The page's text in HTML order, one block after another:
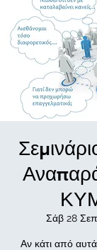
Σάβ 28 Σεπ
Αν κάτι από αυτά